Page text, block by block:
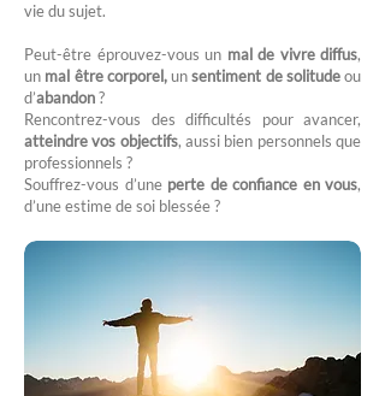
vie du sujet.
Peut-être éprouvez-vous un mal de vivre diffus,
un mal être corporel,unsentiment de solitudeou
d’abandon?
Rencontrez-vous des difficultés pour avancer,
atteindre vos objectifs, aussi bien personnels que
professionnels ?
Souffrez-vous d’une perte de confiance en vous,
d’une estime de soi blessée ?​​